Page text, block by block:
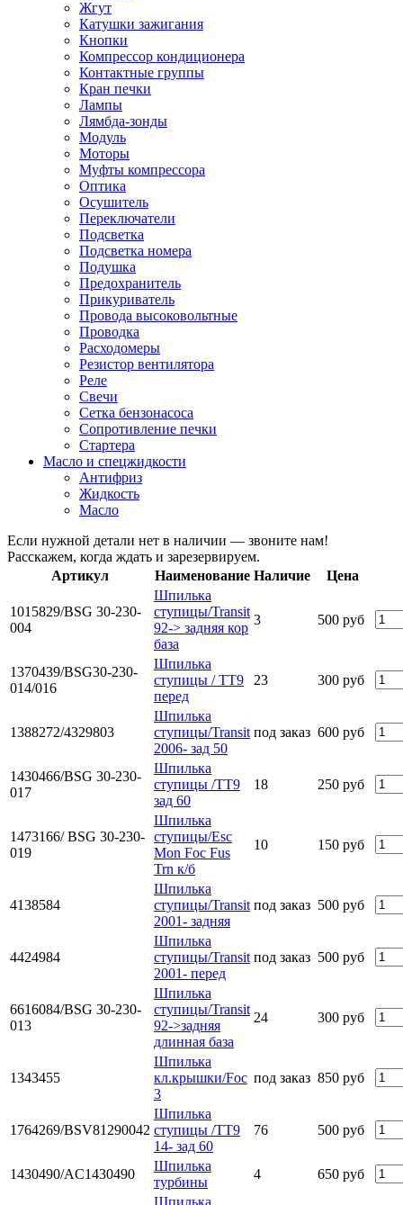
Жгут
Катушки зажигания
Кнопки
Компрессор кондиционера
Контактные группы
Кран печки
Лампы
Лямбда-зонды
Модуль
Моторы
Муфты компрессора
Оптика
Осушитель
Переключатели
Подсветка
Подсветка номера
Подушка
Предохранитель
Прикуриватель
Провода высоковольтные
Проводка
Расходомеры
Резистор вентилятора
Реле
Свечи
Сетка бензонасоса
Сопротивление печки
Стартера
Масло и спецжидкости
Антифриз
Жидкость
Масло
Если нужной детали нет в наличии — звоните нам!
Расскажем, когда ждать и зарезервируем.
Артикул
Наименование Наличие Цена
1015829/BSG 30-230-
004
Шпилька
ступицы/Transit
92-> задняя кор
база
3 500 руб
1370439/BSG30-230-
014/016
Шпилька
ступицы / TT9
перед
23 300 руб
1388272/4329803
Шпилька
ступицы/Transit
2006- зад 50
под заказ 600 руб
1430466/BSG 30-230-
017
Шпилька
ступицы /TT9
зад 60
18 250 руб
1473166/ BSG 30-230-
019
Шпилька
ступицы/Esc
Mon Foc Fus
Trn к/б
10 150 руб
4138584
Шпилька
ступицы/Transit
2001- задняя
под заказ 500 руб
4424984
Шпилька
ступицы/Transit
2001- перед
под заказ 500 руб
6616084/BSG 30-230-
013
Шпилька
ступицы/Transit
92->задняя
длинная база
24 300 руб
1343455
Шпилька
кл.крышки/Foc
3
под заказ 850 руб
1764269/BSV81290042
Шпилька
ступицы /TT9
14- зад 60
76 500 руб
1430490/AC1430490
Шпилька
турбины
4 650 руб